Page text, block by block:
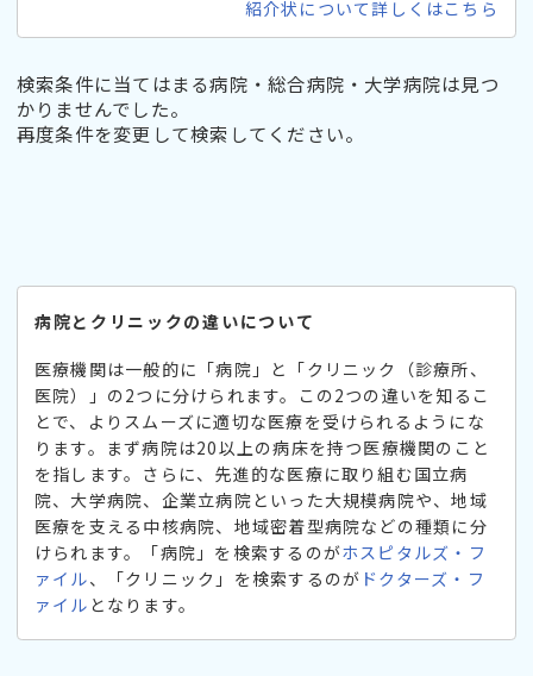
紹介状について詳しくはこちら
検索条件に当てはまる病院・総合病院・大学病院は見つ
かりませんでした。
再度条件を変更して検索してください。
病院とクリニックの違いについて
医療機関は一般的に「病院」と「クリニック（診療所、
医院）」の2つに分けられます。この2つの違いを知るこ
とで、よりスムーズに適切な医療を受けられるようにな
ります。まず病院は20以上の病床を持つ医療機関のこと
を指します。さらに、先進的な医療に取り組む国立病
院、大学病院、企業立病院といった大規模病院や、地域
医療を支える中核病院、地域密着型病院などの種類に分
けられます。「病院」を検索するのがホスピタルズ・フ
ァイル、「クリニック」を検索するのが ドクターズ・フ
ァイル となります。